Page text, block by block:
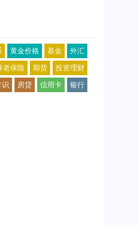
黄金价格 基金 外汇
老保险 期货 投资理财
识 房贷 信用卡 银行